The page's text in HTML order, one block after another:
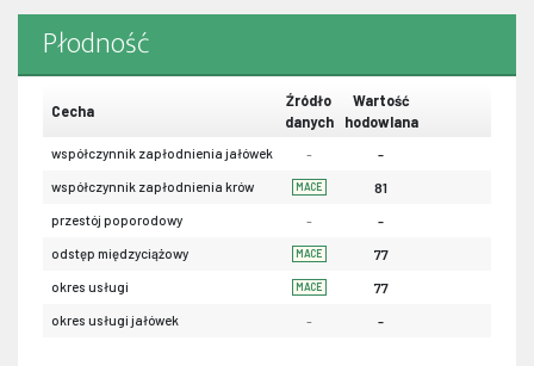
Płodność
Cecha
Źródło
danych
Wartość
hodowlana
współczynnik zapłodnienia jałówek - -
współczynnik zapłodnienia krów MACE 81
przestój poporodowy - -
odstęp międzyciążowy MACE 77
okres usługi MACE 77
okres usługi jałówek - -